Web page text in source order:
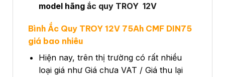
model hãngắc quy TROY 12V
Bình Ắc Quy TROY 12V 75Ah CMF DIN75
giá bao nhiêu
Hiện nay, trên thị trường có rất nhiều
loại giá như Giá chưa VAT / Giá thu lại